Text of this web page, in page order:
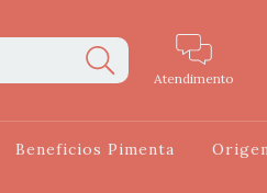
Atendimento
Beneficios Pimenta